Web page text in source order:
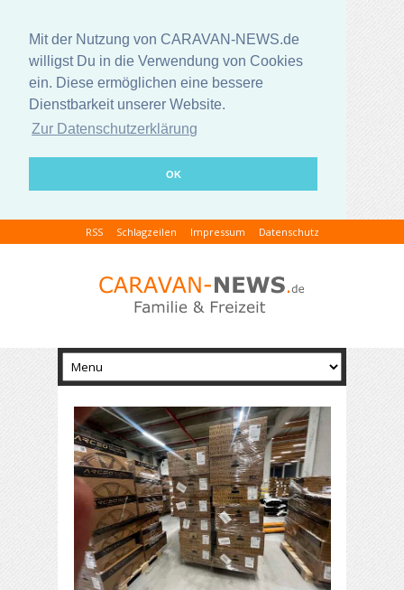
Mit der Nutzung von CARAVAN-NEWS.de
willigst Du in die Verwendung von Cookies
ein. Diese ermöglichen eine bessere
Dienstbarkeit unserer Website.
Zur Datenschutzerklärung
OK
RSS Schlagzeilen Impressum Datenschutz